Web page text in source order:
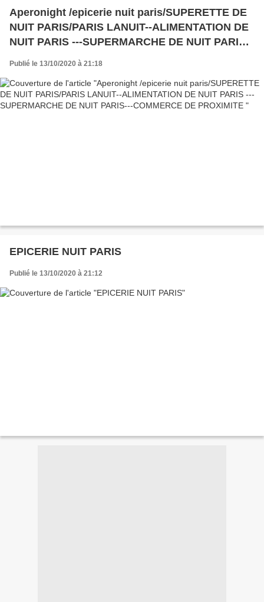
Aperonight /epicerie nuit paris/SUPERETTE DE
NUIT PARIS/PARIS LANUIT--ALIMENTATION DE
NUIT PARIS ---SUPERMARCHE DE NUIT PARIS--
Publié le 13/10/2020 à 21:18
EPICERIE NUIT PARIS
Publié le 13/10/2020 à 21:12